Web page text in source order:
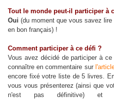
Tout le monde peut-il participer à
Oui (du moment que vous savez
en bon français) !
Comment participer à ce défi ?
Vous avez décidé de participer à
connaître en commentaire sur
encore fixé votre liste de 5 livres.
vous vous présenterez (ainsi que
n'est pas définitive) et